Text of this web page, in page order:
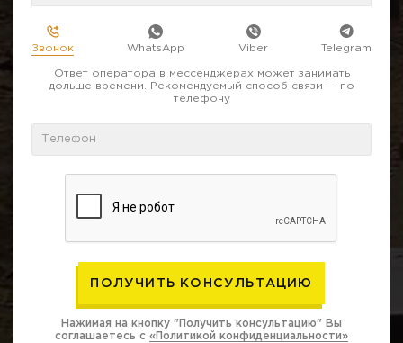
Звонок WhatsApp Viber Telegram
Ответ оператора в мессенджерах может занимать
дольше времени. Рекомендуемый способ связи — по
телефону
Нажимая на кнопку "Получить консультацию" Вы
соглашаетесь с «Политикой конфиденциальности»